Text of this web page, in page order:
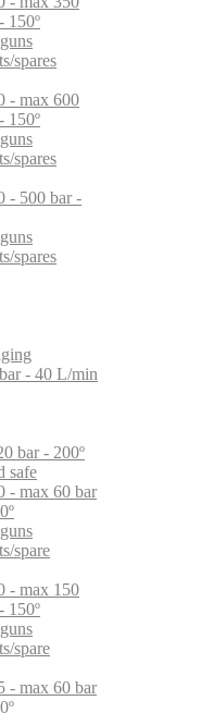
150º
spares
- max 600
150º
spares
- 500 bar -
spares
- 40 L/min
bar - 200º
safe
- max 60 bar
spare
- max 150
150º
spare
- max 60 bar